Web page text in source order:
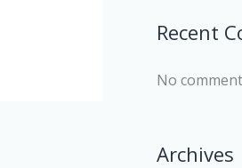
Recent
No
Archives